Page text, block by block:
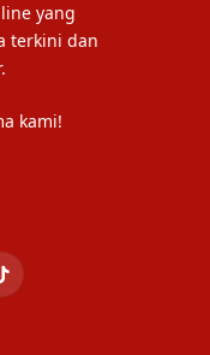
yang
terkini dan
kami!
TikTok